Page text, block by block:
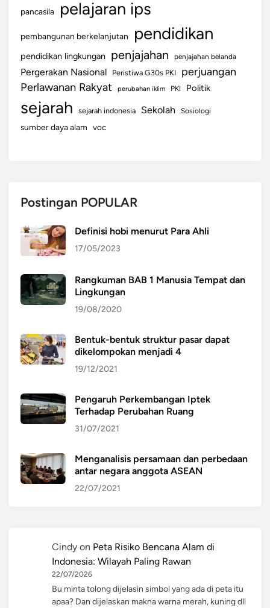
pancasila pelajaran ips
pembangunan berkelanjutan pendidikan
pendidikan lingkungan penjajahan penjajahan belanda
Pergerakan Nasional Peristiwa G30s PKI perjuangan
Perlawanan Rakyat perubahan iklim PKI Politik
sejarah sejarah indonesia Sekolah Sosiologi
sumber daya alam voc
Postingan POPULAR
Definisi hobi menurut Para Ahli
17/05/2023
Rangkuman BAB 1 Manusia Tempat dan
Lingkungan
19/08/2020
Bentuk-bentuk struktur pasar dapat
dikelompokan menjadi 4
19/12/2021
Pengaruh Perkembangan Iptek
Terhadap Perubahan Ruang
31/07/2021
Menganalisis persamaan dan perbedaan
antar negara anggota ASEAN
22/07/2021
Cindy on Peta Risiko Bencana Alam di
Indonesia: Wilayah Paling Rawan
22/07/2026
Bu minta tolong dijelasin simbol yang ada di peta itu
apaa? Dan dijelaskan makna warna merah, kuning dll